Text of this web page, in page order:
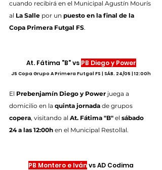
cuando recibirá en el Municipal Agustín Mourís
al La Salle por un puesto en la final de la
Copa Primera Futgal FS.
At. Fátima "B" vs PB Diego y Power
J5 Copa Grupo A Primera Futgal FS | SÁB. 24/05 | 12:00h
El Prebenjamín Diego y Power juega a
domicilio en la quinta jornada de grupos
copera, visitando al At. Fátima "B" el sábado
24 a las 12:00h en el Municipal Restollal.
PB Montero e Iván vs AD Codima